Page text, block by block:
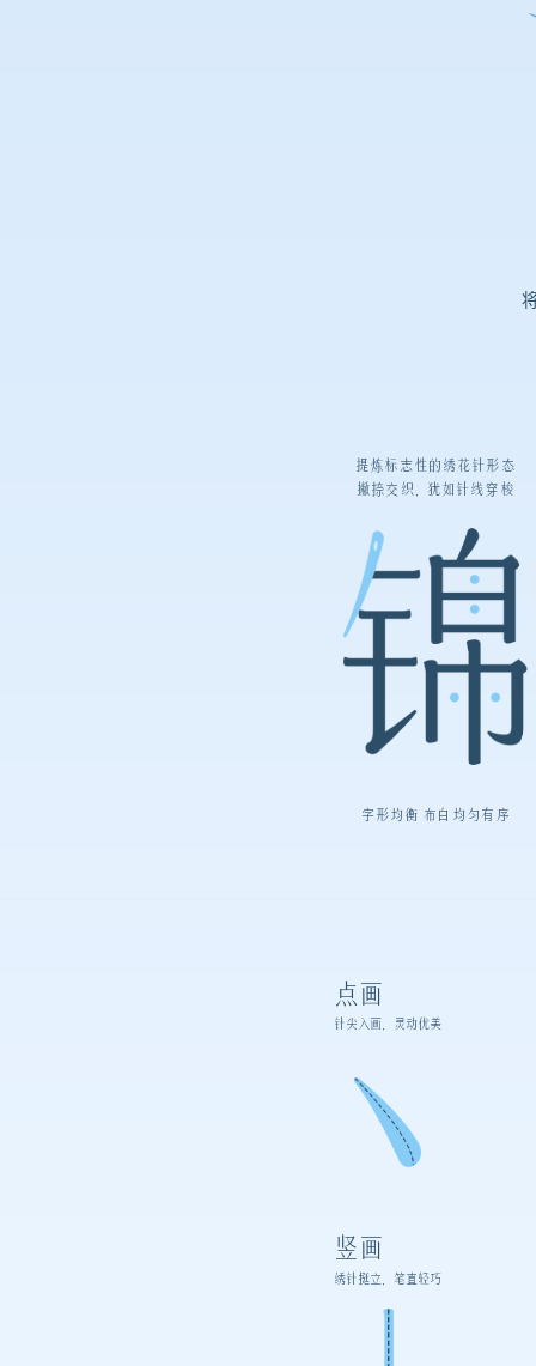
提炼标志性的绣花针形态
撇捺交织，犹如针线穿梭
字形均衡 布白均匀有序
点画
针尖入画，灵动优美
竖画
绣针挺立，笔直轻巧